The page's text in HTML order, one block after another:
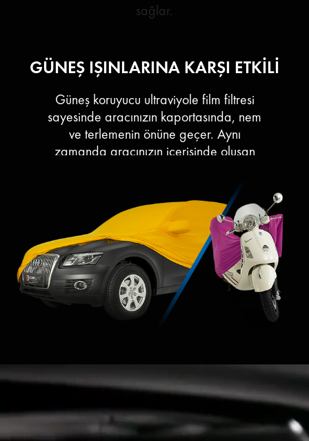
sağlar.
GÜNEŞ IŞINLARINA KARŞI ETKİLİ
Güneş koruyucu ultraviyole film filtresi
sayesinde aracınızın kaportasında, nem
ve terlemenin önüne geçer. Aynı
zamanda aracınızın içerisinde oluşan
günlerinde ısıyı düşürmüş olur. Deri,
plastik ve bakalit gibi malzemelerinde
ömrünü uzatır.